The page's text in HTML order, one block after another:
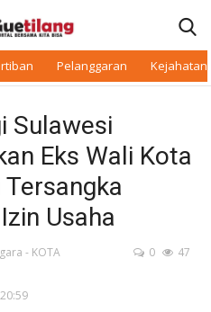
Pelanggaran Kejahatan
Sulawesi
Eks Wali Kota
Usaha
- KOTA
0 47